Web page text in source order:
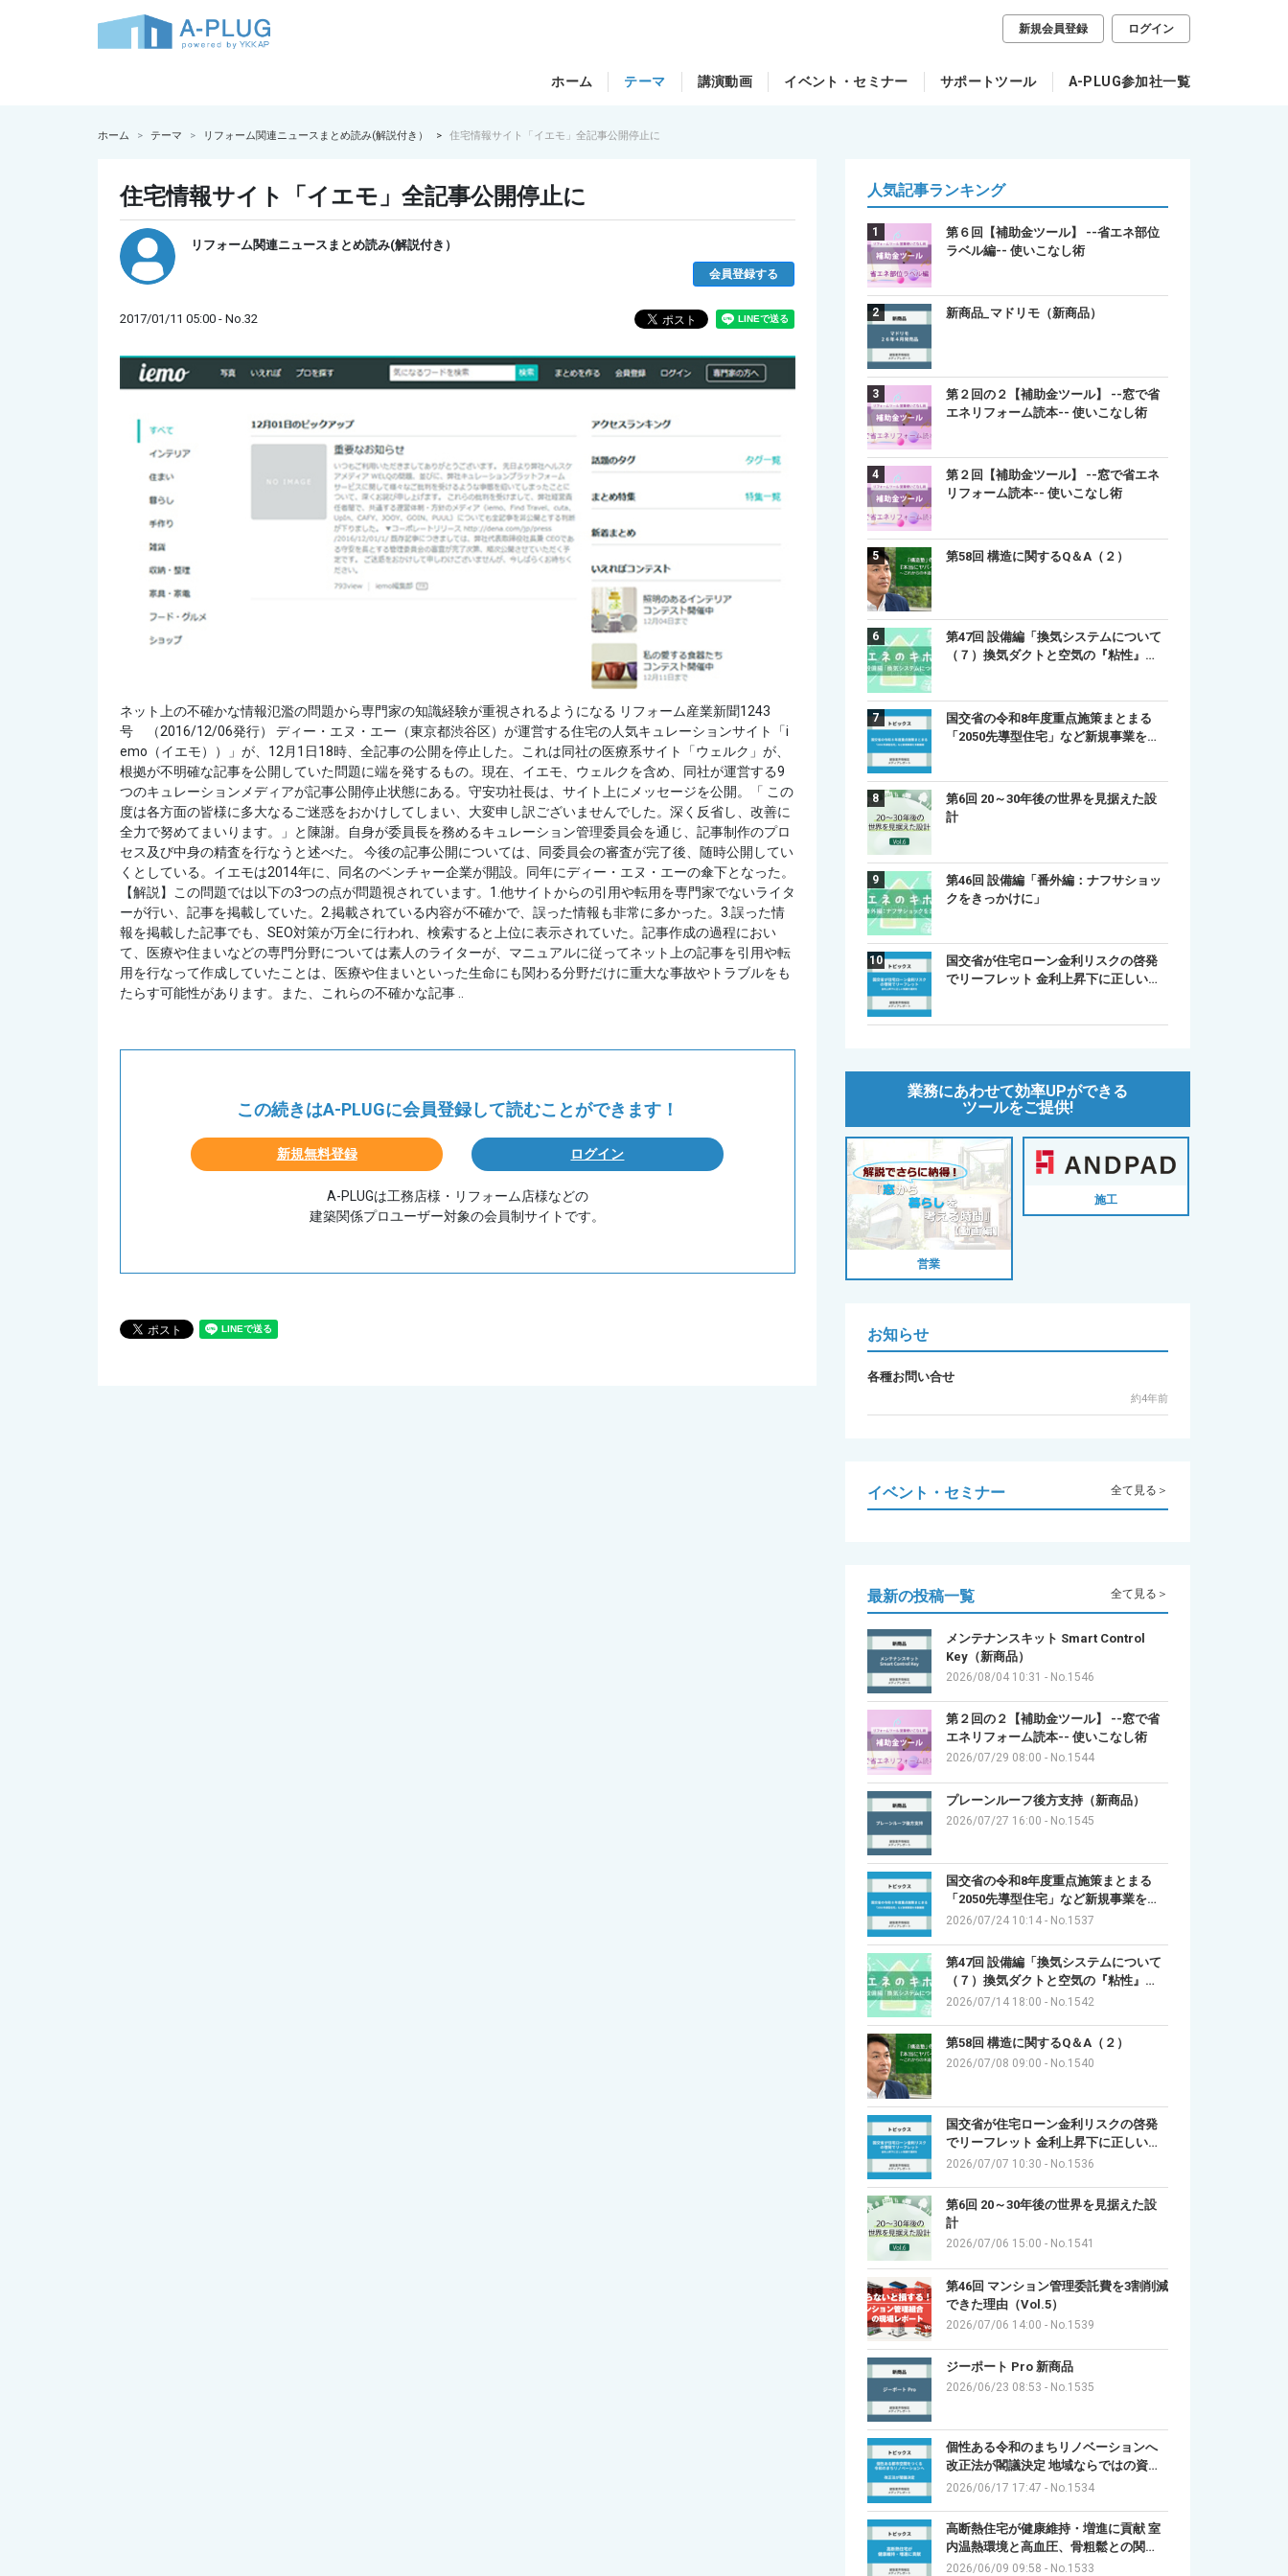
新規会員登録 ログイン
ホーム テーマ 講演動画 イベント・セミナー サポートツール A-PLUG参加社一覧
ホーム テーマ リフォーム関連ニュースまとめ読み(解説付き） 住宅情報サイト「イエモ」全記事公開停止に
住宅情報サイト「イエモ」全記事公開停止に
リフォーム関連ニュースまとめ読み(解説付き）
会員登録する
2017/01/11 05:00 - No.32
ネット上の不確かな情報氾濫の問題から専門家の知識経験が重視されるようになる リフォーム産業新聞1243
号 （2016/12/06発行） ディー・エヌ・エー（東京都渋谷区）が運営する住宅の人気キュレーションサイト「i
emo（イエモ））」が、12月1日18時、全記事の公開を停止した。これは同社の医療系サイト「ウェルク」が、
根拠が不明確な記事を公開していた問題に端を発するもの。現在、イエモ、ウェルクを含め、同社が運営する9
つのキュレーションメディアが記事公開停止状態にある。守安功社長は、サイト上にメッセージを公開。「 この
度は各方面の皆様に多大なるご迷惑をおかけしてしまい、大変申し訳ございませんでした。深く反省し、改善に
全力で努めてまいります。」と陳謝。自身が委員長を務めるキュレーション管理委員会を通じ、記事制作のプロ
セス及び中身の精査を行なうと述べた。 今後の記事公開については、同委員会の審査が完了後、随時公開してい
くとしている。イエモは2014年に、同名のベンチャー企業が開設。同年にディー・エヌ・エーの傘下となった。
【解説】この問題では以下の3つの点が問題視されています。1.他サイトからの引用や転用を専門家でないライタ
ーが行い、記事を掲載していた。2.掲載されている内容が不確かで、誤った情報も非常に多かった。3.誤った情
報を掲載した記事でも、SEO対策が万全に行われ、検索すると上位に表示されていた。記事作成の過程におい
て、医療や住まいなどの専門分野については素人のライターが、マニュアルに従ってネット上の記事を引用や転
用を行なって作成していたことは、医療や住まいといった生命にも関わる分野だけに重大な事故やトラブルをも
たらす可能性があります。また、これらの不確かな記事 ..
この続きはA-PLUGに会員登録して読むことができます！
新規無料登録 ログイン
A-PLUGは工務店様・リフォーム店様などの
建築関係プロユーザー対象の会員制サイトです。
人気記事ランキング
第６回【補助金ツール】 --省エネ部位
ラベル編-- 使いこなし術
新商品_マドリモ（新商品）
第２回の２【補助金ツール】 --窓で省
エネリフォーム読本-- 使いこなし術
第２回【補助金ツール】 --窓で省エネ
リフォーム読本-- 使いこなし術
第58回 構造に関するQ＆A（２）
第47回 設備編「換気システムについて
（７）換気ダクトと空気の『粘性』…
国交省の令和8年度重点施策まとまる
「2050先導型住宅」など新規事業を…
第6回 20～30年後の世界を見据えた設
計
第46回 設備編「番外編：ナフサショッ
クをきっかけに」
国交省が住宅ローン金利リスクの啓発
でリーフレット 金利上昇下に正しい…
業務にあわせて効率UPができる
ツールをご提供!
営業
施工
お知らせ
各種お問い合せ
約4年前
イベント・セミナー 全て見る＞
最新の投稿一覧 全て見る＞
メンテナンスキット Smart Control
Key（新商品）
2026/08/04 10:31 - No.1546
第２回の２【補助金ツール】 --窓で省
エネリフォーム読本-- 使いこなし術
2026/07/29 08:00 - No.1544
プレーンルーフ後方支持（新商品）
2026/07/27 16:00 - No.1545
国交省の令和8年度重点施策まとまる
「2050先導型住宅」など新規事業を…
2026/07/24 10:14- No.1537
第47回 設備編「換気システムについて
（７）換気ダクトと空気の『粘性』…
2026/07/14 18:00 - No.1542
第58回 構造に関するQ＆A（２）
2026/07/08 09:00 - No.1540
国交省が住宅ローン金利リスクの啓発
でリーフレット 金利上昇下に正しい…
2026/07/07 10:30 - No.1536
第6回 20～30年後の世界を見据えた設
計
2026/07/06 15:00 - No.1541
第46回 マンション管理委託費を3割削減
できた理由（Vol.5）
2026/07/06 14:00 - No.1539
ジーポート Pro 新商品
2026/06/23 08:53 - No.1535
個性ある令和のまちリノベーションへ
改正法が閣議決定 地域ならではの資…
2026/06/17 17:47 - No.1534
高断熱住宅が健康維持・増進に貢献 室
内温熱環境と高血圧、骨粗鬆との関…
2026/06/09 09:58 - No.1533